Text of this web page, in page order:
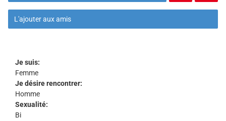
L'ajouter aux amis
Je suis:
Femme
Je désire rencontrer:
Homme
Sexualité:
Bi